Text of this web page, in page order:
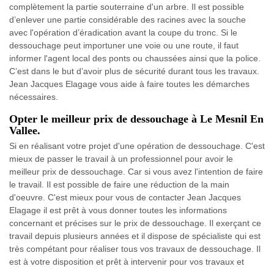
complètement la partie souterraine d'un arbre. Il est possible
d’enlever une partie considérable des racines avec la souche
avec l'opération d’éradication avant la coupe du tronc. Si le
dessouchage peut importuner une voie ou une route, il faut
informer l'agent local des ponts ou chaussées ainsi que la police.
C’est dans le but d’avoir plus de sécurité durant tous les travaux.
Jean Jacques Elagage vous aide à faire toutes les démarches
nécessaires.
Opter le meilleur prix de dessouchage à Le Mesnil En
Vallee.
Si en réalisant votre projet d'une opération de dessouchage. C'est
mieux de passer le travail à un professionnel pour avoir le
meilleur prix de dessouchage. Car si vous avez l'intention de faire
le travail. Il est possible de faire une réduction de la main
d'oeuvre. C'est mieux pour vous de contacter Jean Jacques
Elagage il est prêt à vous donner toutes les informations
concernant et précises sur le prix de dessouchage. Il exerçant ce
travail depuis plusieurs années et il dispose de spécialiste qui est
très compétant pour réaliser tous vos travaux de dessouchage. Il
est à votre disposition et prêt à intervenir pour vos travaux et